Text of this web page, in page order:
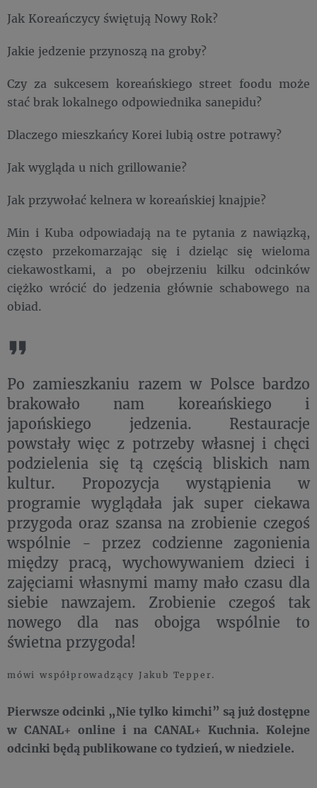
Jak Koreańczycy świętują Nowy Rok?
Jakie jedzenie przynoszą na groby?
Czy za sukcesem koreańskiego street foodu może
stać brak lokalnego odpowiednika sanepidu?
Dlaczego mieszkańcy Korei lubią ostre potrawy?
Jak wygląda u nich grillowanie?
Jak przywołać kelnera w koreańskiej knajpie?
Min i Kuba odpowiadają na te pytania z nawiązką,
często przekomarzając się i dzieląc się wieloma
ciekawostkami, a po obejrzeniu kilku odcinków
ciężko wrócić do jedzenia głównie schabowego na
obiad.
Po zamieszkaniu razem w Polsce bardzo
brakowało nam koreańskiego i
japońskiego jedzenia. Restauracje
powstały więc z potrzeby własnej i chęci
podzielenia się tą częścią bliskich nam
kultur. Propozycja wystąpienia w
programie wyglądała jak super ciekawa
przygoda oraz szansa na zrobienie czegoś
wspólnie - przez codzienne zagonienia
między pracą, wychowywaniem dzieci i
zajęciami własnymi mamy mało czasu dla
siebie nawzajem. Zrobienie czegoś tak
nowego dla nas obojga wspólnie to
świetna przygoda!
mówi współprowadzący Jakub Tepper.
Pierwsze odcinki „Nie tylko kimchi” są już dostępne
w CANAL+ online i na CANAL+ Kuchnia. Kolejne
odcinki będą publikowane co tydzień, w niedziele.